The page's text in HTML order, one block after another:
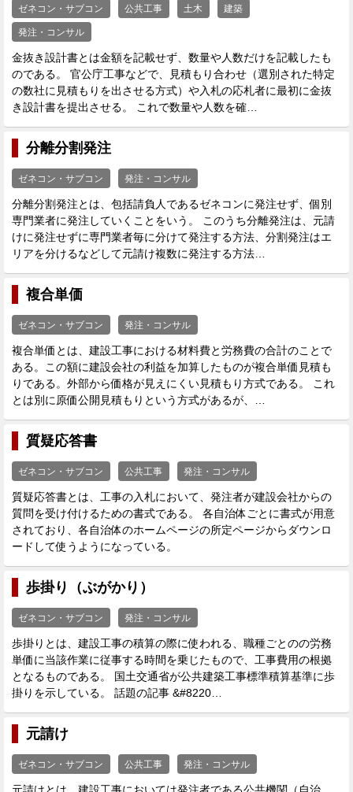
ゼネコン・サブコン 公共工事 土木 建築
発注・コンサル
金抜き設計書とは金額を記載せず、数量や人数だけを記載したも
のである。 官公庁工事などで、見積もり合わせ（選別された特定
の数社に見積もりを出させる方式）や入札の応札者に最初に金抜
き設計書を提出させる。 これで数量や人数を確…
分離分割発注
ゼネコン・サブコン 発注・コンサル
分離分割発注とは、包括請負人であるゼネコンに発注せず、個別
専門業者に発注していくことをいう。 このうち分離発注は、元請
けに発注せずに専門業者毎に分けて発注する方法、分割発注はエ
リアを分けるなどして元請け複数に発注する方法…
複合単価
ゼネコン・サブコン 発注・コンサル
複合単価とは、建設工事における材料費と労務費の合計のことで
ある。この額に建設会社の利益を加算したものが複合単価見積も
りである。外部から価格が見えにくい見積もり方式である。 これ
とは別に原価公開見積もりという方式があるが、…
質疑応答書
ゼネコン・サブコン 公共工事 発注・コンサル
質疑応答書とは、工事の入札において、発注者が建設会社からの
質問を受け付けるための書式である。 各自治体ごとに書式が用意
されており、各自治体のホームページの所定ページからダウンロ
ードして使うようになっている。
歩掛り（ぶがかり）
ゼネコン・サブコン 発注・コンサル
歩掛りとは、建設工事の積算の際に使われる、職種ごとのの労務
単価に当該作業に従事する時間を乗じたもので、工事費用の根拠
となるものである。 国土交通省が公共建築工事標準積算基準に歩
掛りを示している。 話題の記事 &#8220…
元請け
ゼネコン・サブコン 公共工事 発注・コンサル